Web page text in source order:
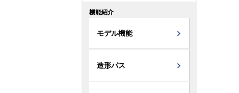
機能紹介
モデル機能
造形パス